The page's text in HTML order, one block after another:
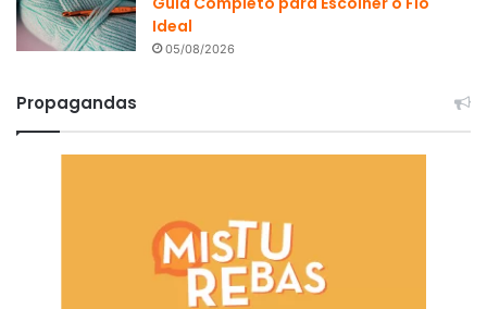
Ideal
05/08/2026
Propagandas